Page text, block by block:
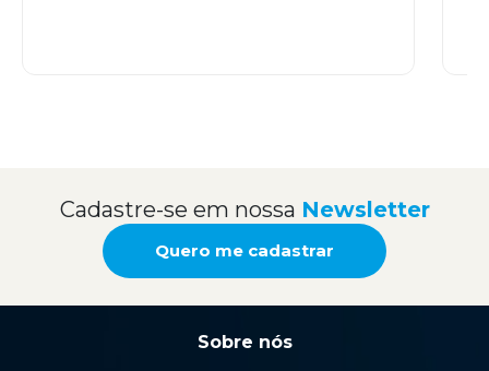
Cadastre-se em nossa Newsletter
Quero me cadastrar
Sobre nós